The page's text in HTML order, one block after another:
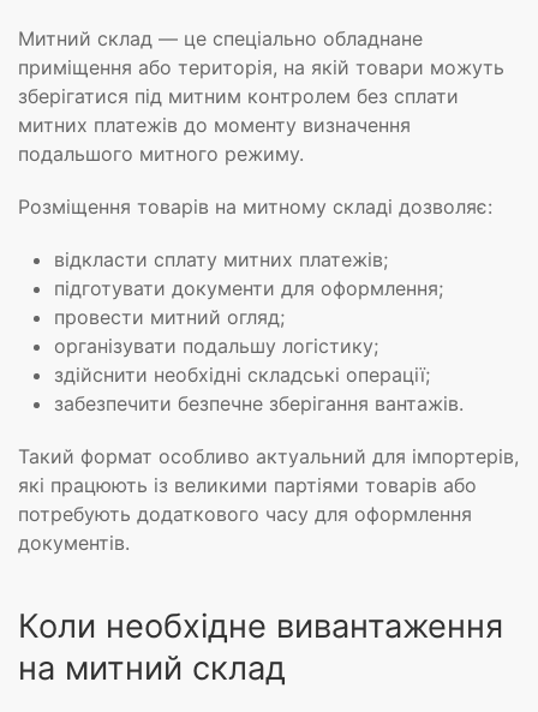
Митний склад — це спеціально обладнане
приміщення або територія, на якій товари можуть
зберігатися під митним контролем без сплати
митних платежів до моменту визначення
подальшого митного режиму.
Розміщення товарів на митному складі дозволяє:
відкласти сплату митних платежів;
підготувати документи для оформлення;
провести митний огляд;
організувати подальшу логістику;
здійснити необхідні складські операції;
забезпечити безпечне зберігання вантажів.
Такий формат особливо актуальний для імпортерів,
які працюють із великими партіями товарів або
потребують додаткового часу для оформлення
документів.
Коли необхідне вивантаження
на митний склад